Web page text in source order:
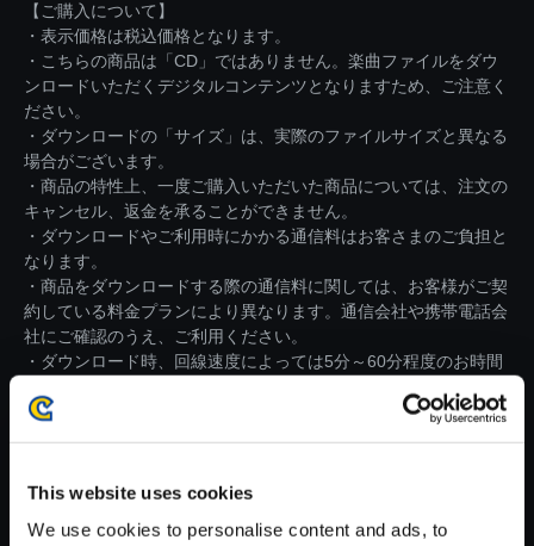
This website uses cookies
We use cookies to personalise content and ads, to
【ご購入について】
・表示価格は税込価格となります。
・こちらの商品は「CD」ではありません。楽曲ファイルをダウ
ンロードいただくデジタルコンテンツとなりますため、ご注意く
ださい。
・ダウンロードの「サイズ」は、実際のファイルサイズと異なる
場合がございます。
・商品の特性上、一度ご購入いただいた商品については、注文の
キャンセル、返金を承ることができません。
・ダウンロードやご利用時にかかる通信料はお客さまのご負担と
なります。
・商品をダウンロードする際の通信料に関しては、お客様がご契
約している料金プランにより異なります。通信会社や携帯電話会
社にご確認のうえ、ご利用ください。
・ダウンロード時、回線速度によっては5分～60分程度のお時間
※ご購入いただいたファイルのダウンロードの際には、通信環境